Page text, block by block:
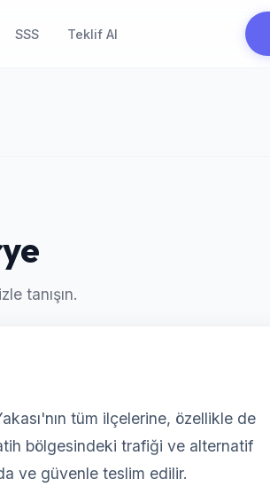
SSS Teklif Al
tanışın.
tüm ilçelerine, özellikle de
bölgesindeki trafiği ve alternatif
ve güvenle teslim edilir.